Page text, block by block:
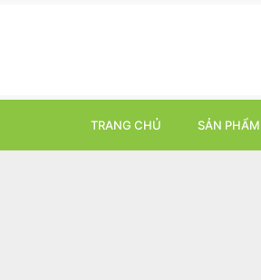
TRANG CHỦ SẢN PHẨM